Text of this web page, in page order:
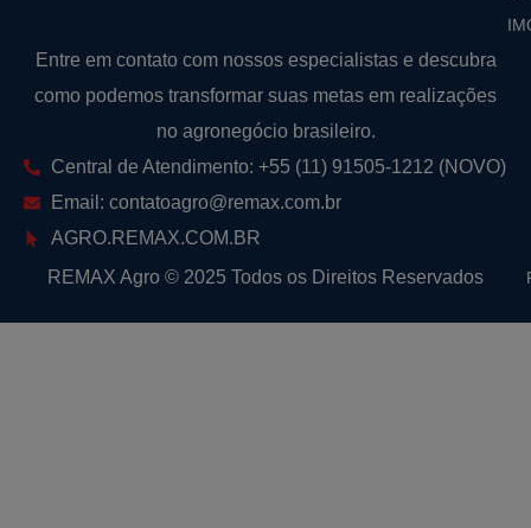
Entre em contato com nossos especialistas e descubra
como podemos transformar suas metas em realizações
no agronegócio brasileiro.
Central de Atendimento: +55 (11) 91505-1212 (NOVO)
Email: contatoagro@remax.com.br
AGRO.REMAX.COM.BR
REMAX Agro © 2025 Todos os Direitos Reservados